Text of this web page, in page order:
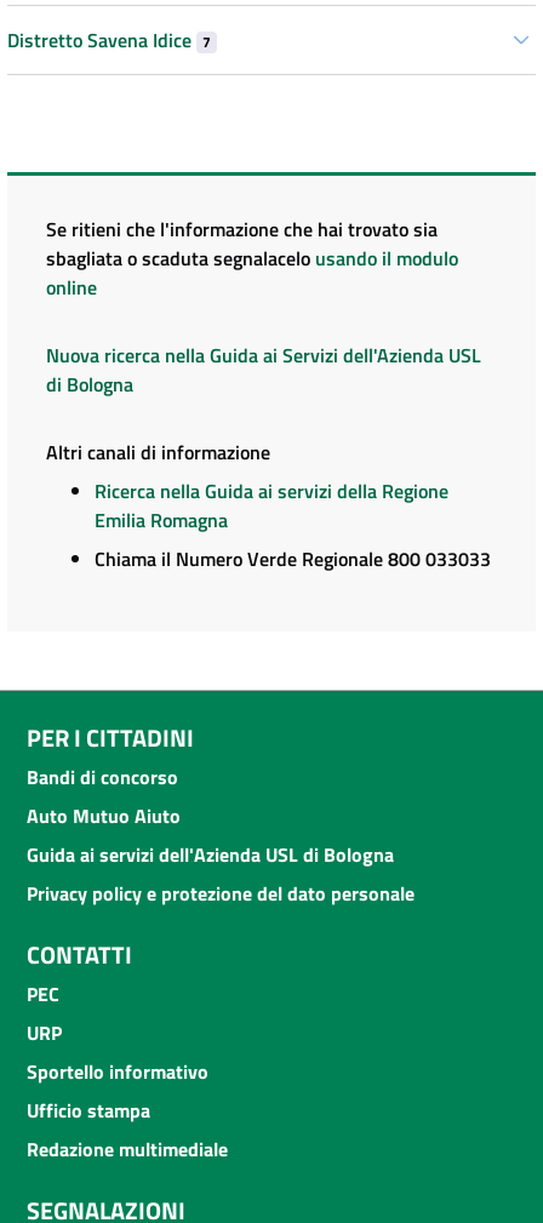
Distretto Savena Idice 7
Se ritieni che l'informazione che hai trovato sia
sbagliata o scaduta segnalacelo usando il modulo
online
Nuova ricerca nella Guida ai Servizi dell'Azienda USL
di Bologna
Altri canali di informazione
Ricerca nella Guida ai servizi della Regione
Emilia Romagna
Chiama il Numero Verde Regionale 800 033033
PER I CITTADINI
Bandi di concorso
Auto Mutuo Aiuto
Guida ai servizi dell'Azienda USL di Bologna
Privacy policy e protezione del dato personale
CONTATTI
PEC
URP
Sportello informativo
Ufficio stampa
Redazione multimediale
SEGNALAZIONI